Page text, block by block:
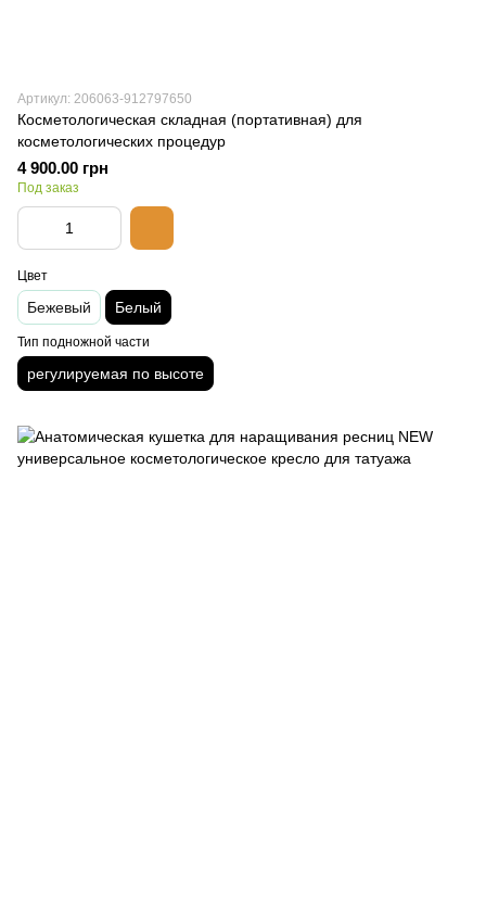
Артикул: 206063-912797650
Косметологическая складная (портативная) для
косметологических процедур
4 900.00 грн
Под заказ
Цвет
Бежевый Белый
Тип подножной части
регулируемая по высоте